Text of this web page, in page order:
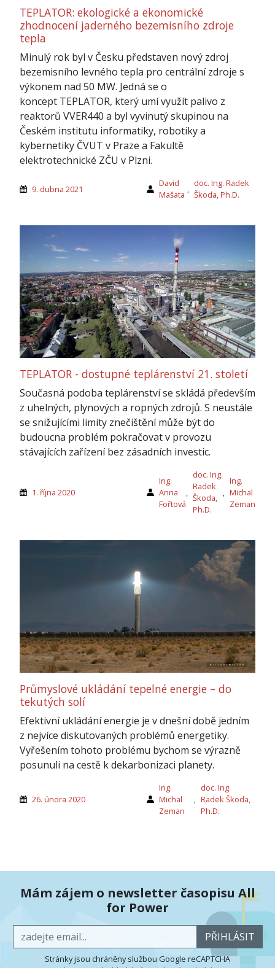
TEPLATOR: ekologické a ekonomické
zhodnocení jaderného bezemisního zdroje
tepla
Minulý rok byl v Česku představen nový zdroj
bezemisního levného tepla pro centrální zdroje s
výkonem nad 50 MW. Jedná se o
koncept TEPLATOR, který umí využít palivo z
reaktorů VVER440 a byl vyvinutý skupinou na
Českém institutu informatiky, robotiky a
kybernetiky ČVUT v Praze a Fakultě
elektrotechnické ZČU v Plzni.
9. dubna 2021
David
Mašata
,
doc. Ing. Radek
Škoda, Ph.D.
TEPLATOR - dostupné teplárenství 21. století
Současná podoba teplárenství se skládá především
z uhelných, plynových a ropných zdrojů. S neustále
se snižujícími limity znečištění může být do
budoucna problém pokračovat v provozu
stávajících zařízení bez zásadních investic.
1. října 2020
Ing.
Anna
Fořtová
doc. Ing.
Radek
Škoda,
Ph.D.
Ing.
Michal
Zeman
Průmyslové ukládání tepelné energie – do
tekutých solí
Efektivní ukládání energie je v dnešní době jedním
z nejvíce diskutovaných problémů energetiky.
Vyřešením tohoto problému bychom se výrazně
posunuli na cestě k dekarbonizaci planety.
26. února 2020
Ing.
Michal
Zeman
,
doc. Ing.
Radek Škoda,
Ph.D.
Mám zájem o newsletter časopisu All
for Power
PŘIHLÁSIT
Stránky jsou chráněny službou Google reCAPTCHA